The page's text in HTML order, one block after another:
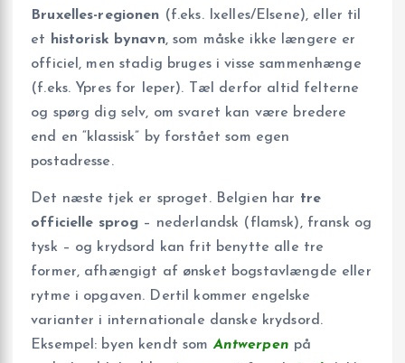
Bruxelles-regionen (f.eks. Ixelles/Elsene), eller til
et
historisk bynavn, som måske ikke længere er
officiel, men stadig bruges i visse sammenhænge
(f.eks. Ypres for Ieper). Tæl derfor altid felterne
og spørg dig selv, om svaret kan være bredere
end en “klassisk” by forstået som egen
postadresse.
Det næste tjek er sproget. Belgien har tre
officielle sprog – nederlandsk (flamsk), fransk og
tysk – og krydsord kan frit benytte alle tre
former, afhængigt af ønsket bogstavlængde eller
rytme i opgaven. Dertil kommer engelske
varianter i internationale danske krydsord.
Eksempel: byen kendt som Antwerpen på